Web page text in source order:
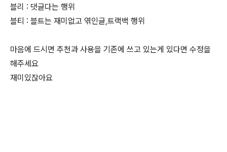
블리 : 댓글다는 행위
블티 : 블트는 재미없고 엮인글,트랙백 행위
마음에 드시면 추천과 사용을 기존에 쓰고 있는게 있다면 수정을
해주세요
재미있잖아요